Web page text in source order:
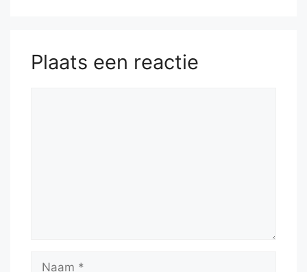
Plaats een reactie
Naam